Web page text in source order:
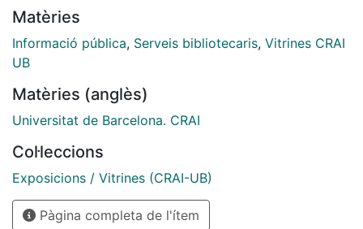
Matèries
Informació pública, Serveis bibliotecaris, Vitrines CRAI
UB
Matèries (anglès)
Universitat de Barcelona. CRAI
Col·leccions
Exposicions / Vitrines (CRAI-UB)
Pàgina completa de l'ítem